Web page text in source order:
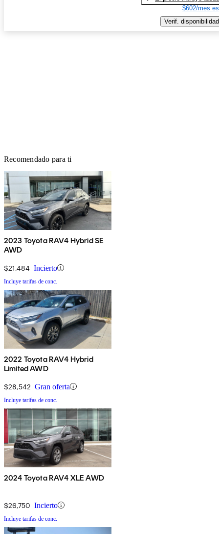
$602/mes
Verif. disponibilidad
Recomendado para ti
2023 Toyota RAV4 Hybrid SE
AWD
$21,484 Incierto
Incluye tarifas de conc.
2022 Toyota RAV4 Hybrid
Limited AWD
$28,542 Gran oferta
Incluye tarifas de conc.
2024 Toyota RAV4 XLE AWD
$26,750 Incierto
Incluye tarifas de conc.